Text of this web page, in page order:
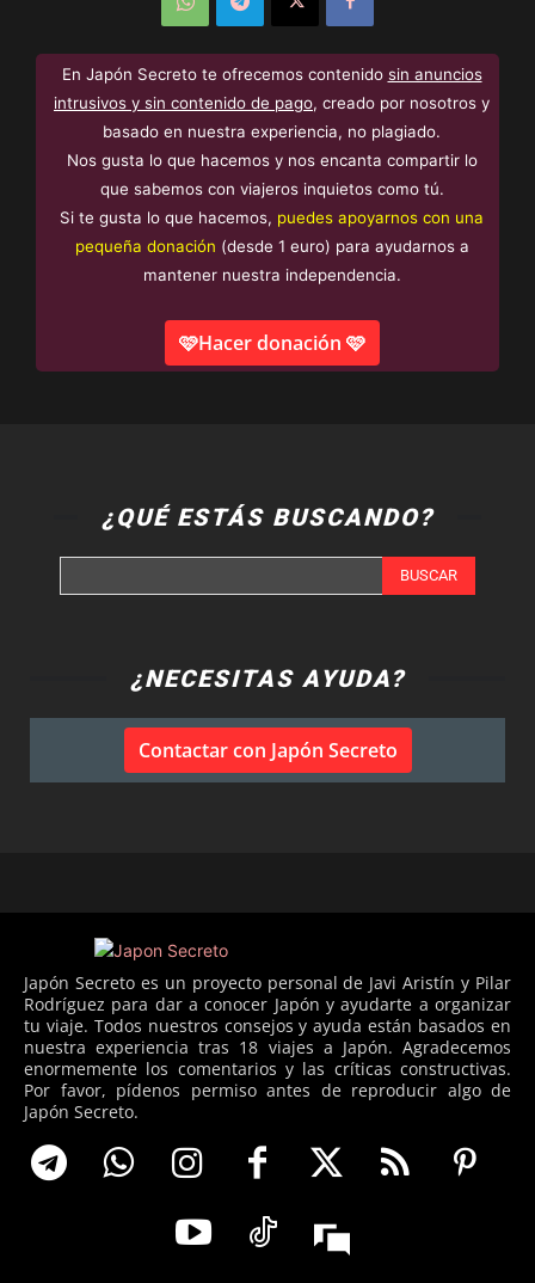
En Japón Secreto te ofrecemos contenido sin anuncios
intrusivos y sin contenido de pago, creado por nosotros y
basado en nuestra experiencia, no plagiado.
Nos gusta lo que hacemos y nos encanta compartir lo
que sabemos con viajeros inquietos como tú.
Si te gusta lo que hacemos, puedes apoyarnos con una
pequeña donación (desde 1 euro) para ayudarnos a
mantener nuestra independencia.
🩷Hacer donación 🩷
¿QUÉ ESTÁS BUSCANDO?
BUSCAR
¿NECESITAS AYUDA?
Contactar con Japón Secreto
Japón Secreto es un proyecto personal de Javi Aristín y Pilar
Rodríguez para dar a conocer Japón y ayudarte a organizar
tu viaje. Todos nuestros consejos y ayuda están basados en
nuestra experiencia tras 18 viajes a Japón. Agradecemos
enormemente los comentarios y las críticas constructivas.
Por favor, pídenos permiso antes de reproducir algo de
Japón Secreto.